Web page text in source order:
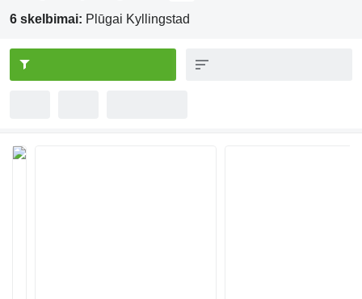
6 skelbimai: Plūgai Kyllingstad